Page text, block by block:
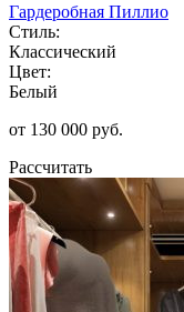
Гардеробная Пиллио
Стиль:
Классический
Цвет:
Белый
от 130 000 руб.
Рассчитать